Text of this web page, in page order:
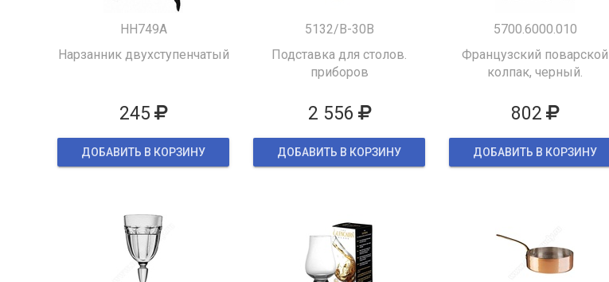
HH749A
Нарзанник двухступенчатый
245
ДОБАВИТЬ В КОРЗИНУ
5132/B-30B
Подставка для столов.
приборов
2 556
ДОБАВИТЬ В КОРЗИНУ
5700.6000.010
Французский поварской
колпак, черный.
802
ДОБАВИТЬ В КОРЗИНУ